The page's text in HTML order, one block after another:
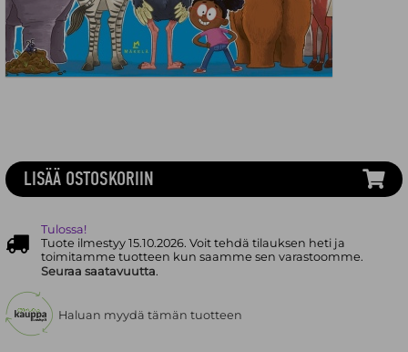
LISÄÄ OSTOSKORIIN
Tulossa!
Tuote ilmestyy 15.10.2026. Voit tehdä tilauksen heti ja
toimitamme tuotteen kun saamme sen varastoomme.
Seuraa saatavuutta.
Haluan myydä tämän tuotteen